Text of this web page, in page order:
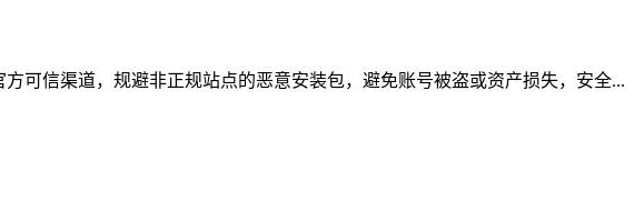
可信渠道，规避非正规站点的恶意安装包，避免账号被盗或资产损失，安全...